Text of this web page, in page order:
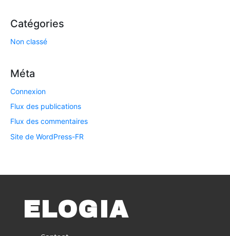
Catégories
Non classé
Méta
Connexion
Flux des publications
Flux des commentaires
Site de WordPress-FR
ELOGIA